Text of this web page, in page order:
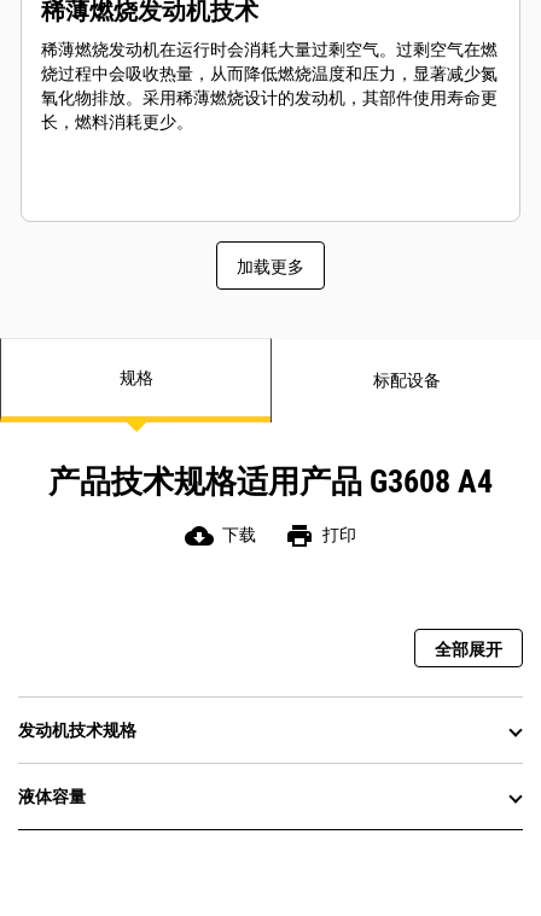
稀薄燃烧发动机技术
稀薄燃烧发动机在运行时会消耗大量过剩空气。过剩空气在燃
烧过程中会吸收热量，从而降低燃烧温度和压力，显著减少氮
氧化物排放。采用稀薄燃烧设计的发动机，其部件使用寿命更
长，燃料消耗更少。
加载更多
规格 标配设备
产品技术规格适用产品 G3608 A4
cloud_download 下载 print 打印
全部展开
发动机技术规格
液体容量